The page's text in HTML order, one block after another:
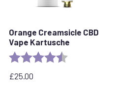
stars
Orange Creamsicle CBD
Vape Kartusche
Bewertung:
£25.00